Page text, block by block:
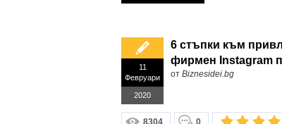
11
Февруари
2020
6 стъпки към
фирмен Instagram
от Biznesidei.bg
8304 0